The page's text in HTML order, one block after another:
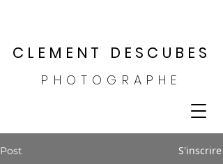
PHOTOGRAPHE
CLEMENT DESCUBES
Post S'inscrire